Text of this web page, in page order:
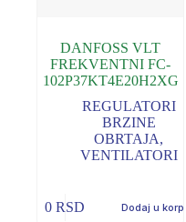
DANFOSS VLT
FREKVENTNI FC-
102P37KT4E20H2XG
REGULATORI
BRZINE
OBRTAJA,
VENTILATORI
0RSD Dodaj u korpu